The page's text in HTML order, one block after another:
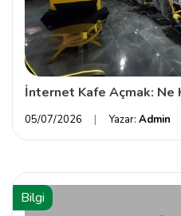
İnternet Kafe Açmak: Ne
05/07/2026 Yazar: Admin
Bilgi